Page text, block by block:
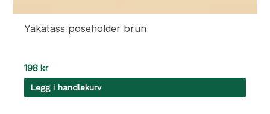
Yakatass poseholder brun
198 kr
Legg i handlekurv